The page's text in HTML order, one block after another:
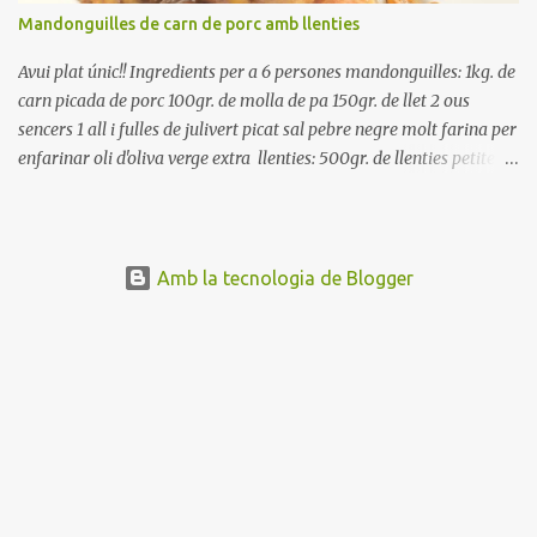
Mandonguilles de carn de porc amb llenties
Avui plat únic!! Ingredients per a 6 persones mandonguilles: 1kg. de
carn picada de porc 100gr. de molla de pa 150gr. de llet 2 ous
sencers 1 all i fulles de julivert picat sal pebre negre molt farina per
enfarinar oli d'oliva verge extra llenties: 500gr. de llenties petites
entre 40 i 50 minuts. Poseu la carn picada en un bol i barregeu-la
Amb la tecnologia de Blogger